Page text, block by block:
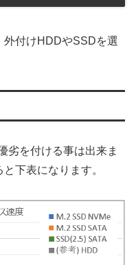
外付けHDDやSSDを選
劣を付ける事は出来ま
下表になります。